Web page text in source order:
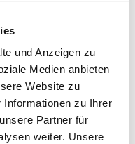
und Anzeigen zu
Medien anbieten
Website zu
Informationen zu Ihrer
Partner für
weiter. Unsere
einzeln
und